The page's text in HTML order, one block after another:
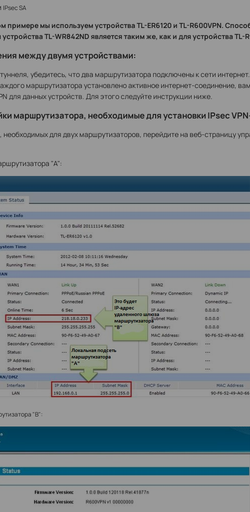
IPsec SA
мы используем устройства TL-ER6120 и TL-R600VPN.
TL-WR842ND является таким же, как и для устройства TL-
между двумя устройствами:
убедитесь, что два маршрутизатора подключены к сети
маршрутизатора установлено активное интернет-соединение,
для данных устройств. Для этого следуйте инструкции ниже.
маршрутизатора, необходимые для установки IPsec
необходимых для двух маршрутизаторов, перейдите на веб-страницу
"А":
"B":